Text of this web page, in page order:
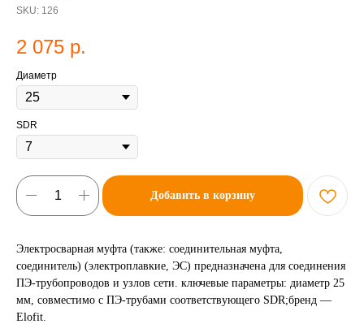
SKU: 126
2 075 р.
Диаметр
SDR
Добавить в корзину
Электросварная муфта (также: соединительная муфта,
соединитель) (электроплавкие, ЭС) предназначена для соединения
ПЭ-трубопроводов и узлов сети. ключевые параметры: диаметр 25
мм, совместимо с ПЭ-трубами соответствующего SDR;бренд —
Elofit.